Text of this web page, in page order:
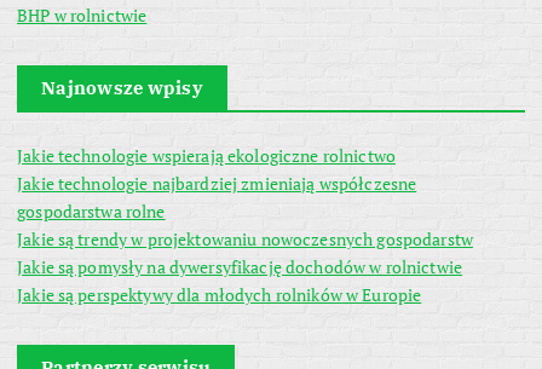
BHP w rolnictwie
Najnowsze wpisy
Jakie technologie wspierają ekologiczne rolnictwo
Jakie technologie najbardziej zmieniają współczesne
gospodarstwa rolne
Jakie są trendy w projektowaniu nowoczesnych gospodarstw
Jakie są pomysły na dywersyfikację dochodów w rolnictwie
Jakie są perspektywy dla młodych rolników w Europie